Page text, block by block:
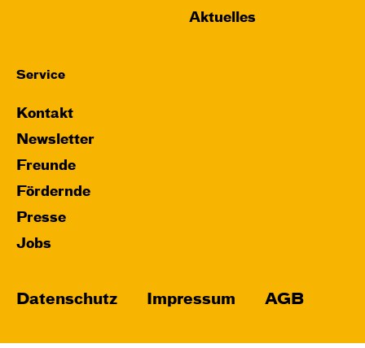
Aktuelles
Service
Kontakt
Newsletter
Freunde
Fördernde
Presse
Jobs
Datenschutz Impressum AGB